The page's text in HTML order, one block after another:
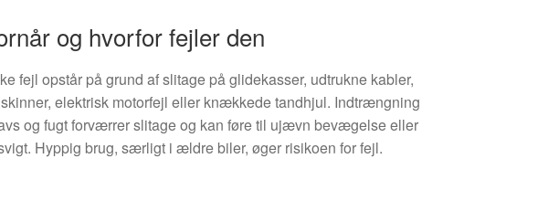
og hvorfor fejler den
fejl opstår på grund af slitage på glidekasser, udtrukne kabler,
elektrisk motorfejl eller knækkede tandhjul. Indtrængning
og fugt forværrer slitage og kan føre til ujævn bevægelse eller
Hyppig brug, særligt i ældre biler, øger risikoen for fejl.